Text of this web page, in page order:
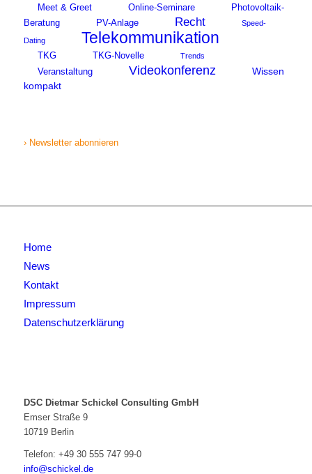
Meet & Greet Online-Seminare
Photovoltaik-
Beratung
PV-Anlage Recht Speed-
Dating Telekommunikation
TKG TKG-Novelle Trends
Veranstaltung Videokonferenz
Wissen
kompakt
› Newsletter abonnieren
Home
News
Kontakt
Impressum
Datenschutzerklärung
DSC Dietmar Schickel Consulting GmbH
Emser Straße 9
10719 Berlin
Telefon: +49 30 555 747 99-0
info@schickel.de